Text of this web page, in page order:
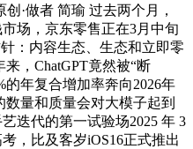
·做者 简瑜 过去两个月，
场，京东零售正在3月中旬
：内容生态、生态和立即零
，ChatGPT竟然被“断
的年复合增加率奔向2026年
量和质量会对大模子起到
迭代的第一试验场2025 年 3
，比及客岁iOS16正式推出